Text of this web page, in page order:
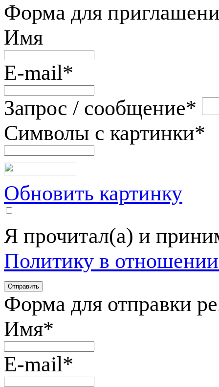
Форма для
Имя
E-mail*
Запрос / сообщение*
Символы с картинки*
Обновить картинку
Я прочитал(а) и
Политику в
Форма для отправки
Имя*
E-mail*